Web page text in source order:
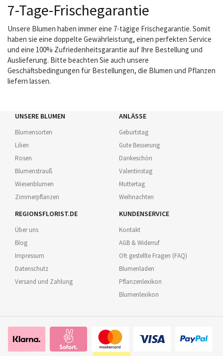
7-Tage-Frischegarantie
Unsere Blumen haben immer eine 7-tägige Frischegarantie. Somit
haben sie eine doppelte Gewährleistung, einen perfekten Service
und eine 100% Zufriedenheitsgarantie auf Ihre Bestellung und
Auslieferung. Bitte beachten Sie auch unsere
Geschäftsbedingungen für Bestellungen, die Blumen und Pflanzen
liefern lassen.
UNSERE BLUMEN
Blumensorten
Lilien
Rosen
Blumenstrauß
Wiesenblumen
Zimmerpflanzen
ANLÄSSE
Geburtstag
Gute Besserung
Dankeschön
Valentinstag
Muttertag
Weihnachten
REGIONSFLORIST.DE
Über uns
Blog
Impressum
Datenschutz
Versand und Zahlung
KUNDENSERVICE
Kontakt
AGB & Widerruf
Oft gestellte Fragen (FAQ)
Blumenladen
Pflanzenlexikon
Blumenlexikon